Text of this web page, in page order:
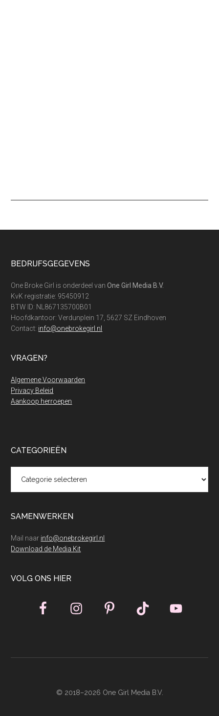
Footer
BEDRIJFSGEGEVENS
One Broke Girl is onderdeel vanOne Girl Media B.V.
KvK registratie: 95450912
BTW ID: NL867135700B01
Hoofdkantoor: Verdunplein 17, 5627 SZ Eindhoven
Contact: info@onebrokegirl.nl
VRAGEN?
Algemene Voorwaarden
Privacy Beleid
Aankoop herroepen
CATEGORIEËN
SAMENWERKEN
Mail naar info@onebrokegirl.nl
Download de Media Kit
VOLG ONS HIER
© 2018–2026 One Girl Media B.V.